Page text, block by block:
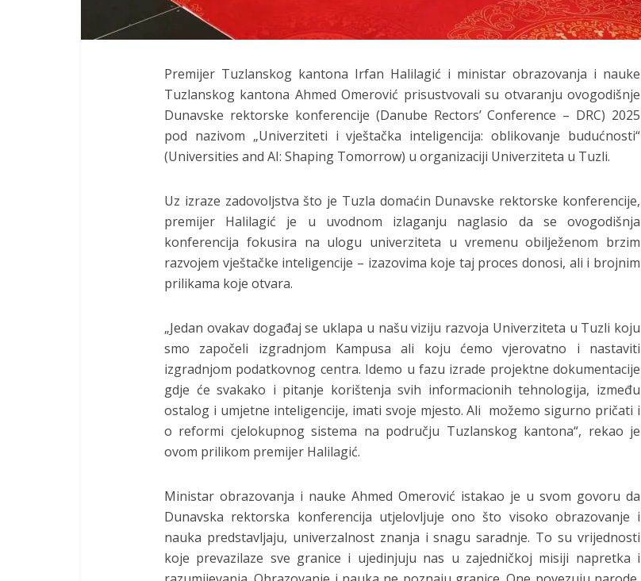
Premijer Tuzlanskog kantona Irfan Halilagić i ministar obrazovanja i nauke
Tuzlanskog kantona Ahmed Omerović prisustvovali su otvaranju ovogodišnje
Dunavske rektorske konferencije (Danube Rectors’ Conference – DRC) 2025
pod nazivom „Univerziteti i vještačka inteligencija: oblikovanje budućnosti“
(Universities and AI: Shaping Tomorrow) u organizaciji Univerziteta u Tuzli.
Uz izraze zadovoljstva što je Tuzla domaćin Dunavske rektorske konferencije,
premijer Halilagić je u uvodnom izlaganju naglasio da se ovogodišnja
konferencija fokusira na ulogu univerziteta u vremenu obilježenom brzim
razvojem vještačke inteligencije – izazovima koje taj proces donosi, ali i brojnim
prilikama koje otvara.
„Jedan ovakav događaj se uklapa u našu viziju razvoja Univerziteta u Tuzli koju
smo započeli izgradnjom Kampusa ali koju ćemo vjerovatno i nastaviti
izgradnjom podatkovnog centra. Idemo u fazu izrade projektne dokumentacije
gdje će svakako i pitanje korištenja svih informacionih tehnologija, između
ostalog i umjetne inteligencije, imati svoje mjesto. Ali možemo sigurno pričati i
o reformi cjelokupnog sistema na području Tuzlanskog kantona“, rekao je
ovom prilikom premijer Halilagić.
Ministar obrazovanja i nauke Ahmed Omerović istakao je u svom govoru da
Dunavska rektorska konferencija utjelovljuje ono što visoko obrazovanje i
nauka predstavljaju, univerzalnost znanja i snagu saradnje. To su vrijednosti
koje prevazilaze sve granice i ujedinjuju nas u zajedničkoj misiji napretka i